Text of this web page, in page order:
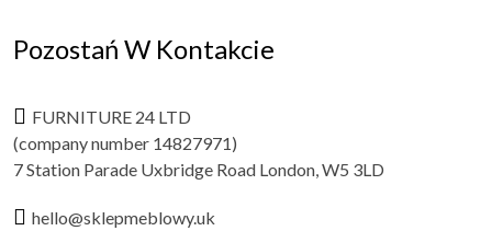
Pozostań W Kontakcie
FURNITURE 24 LTD
(company number 14827971)
7 Station Parade Uxbridge Road London, W5 3LD
hello@sklepmeblowy.uk